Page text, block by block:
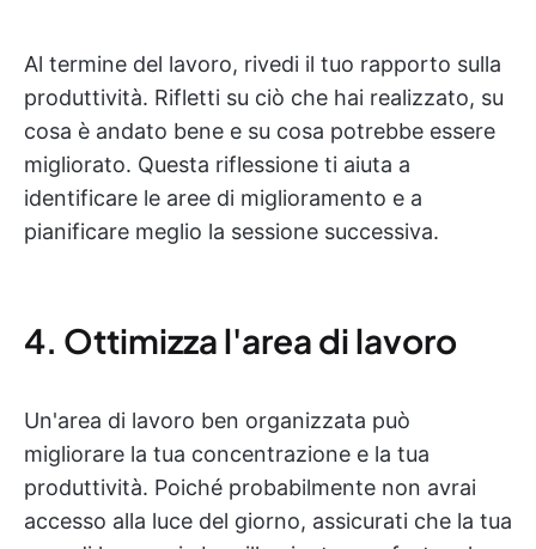
Al termine del lavoro, rivedi il tuo rapporto sulla
produttività. Rifletti su ciò che hai realizzato, su
cosa è andato bene e su cosa potrebbe essere
migliorato. Questa riflessione ti aiuta a
identificare le aree di miglioramento e a
pianificare meglio la sessione successiva.
4. Ottimizza l'area di lavoro
Un'area di lavoro ben organizzata può
migliorare la tua concentrazione e la tua
produttività. Poiché probabilmente non avrai
accesso alla luce del giorno, assicurati che la tua